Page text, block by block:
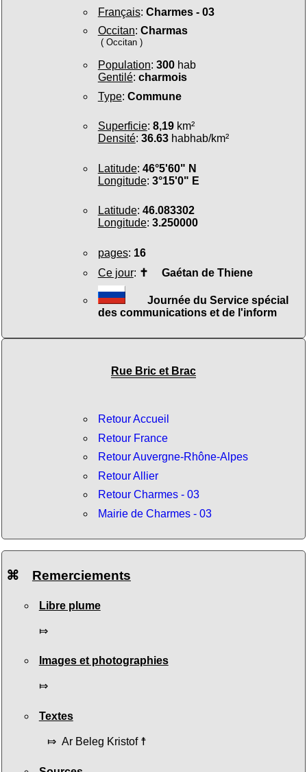
Français: Charmes - 03
Occitan: Charmas
( Occitan )
Population: 300hab
Gentilé: charmois
Type: Commune
Superficie: 8,19km²
Densité: 36.63habhab/km²
Latitude: 46°5'60" N
Longitude: 3°15'0" E
Latitude: 46.083302
Longitude: 3.250000
pages: 16
Ce jour: ✝ Gaétan de Thiene
Journée du Service spécial
des communications et de l'inform
Rue Bric et Brac
Retour Accueil
Retour France
Retour Auvergne-Rhône-Alpes
Retour Allier
Retour Charmes - 03
Mairie de Charmes - 03
⌘ Remerciements
Libre plume
⤇
Images et photographies
⤇
Textes
⤇ Ar Beleg Kristof ☨